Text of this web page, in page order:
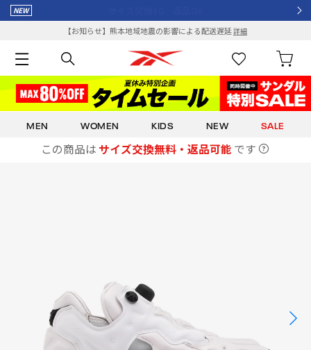
【お知らせ】熊本地域地震の影響による配送遅延詳細
MEN WOMEN KIDS NEW SALE
この商品は サイズ交換無料・返品可能 です